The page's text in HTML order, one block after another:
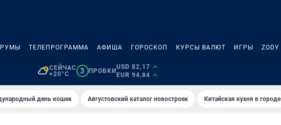
ТЕЛЕПРОГРАММА АФИША ГОРОСКОП КУРСЫ ВАЛЮТ ИГРЫ ZODY
СЕЙЧАС
+20°C
3 ПРОБКИ
USD 82,17
EUR 94,84
день кошек Августовский каталог новостроек Китайская кухня в городе